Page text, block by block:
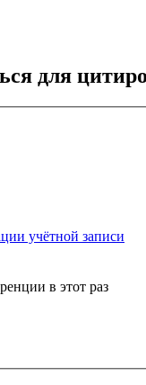
для
учётной записи
в этот раз